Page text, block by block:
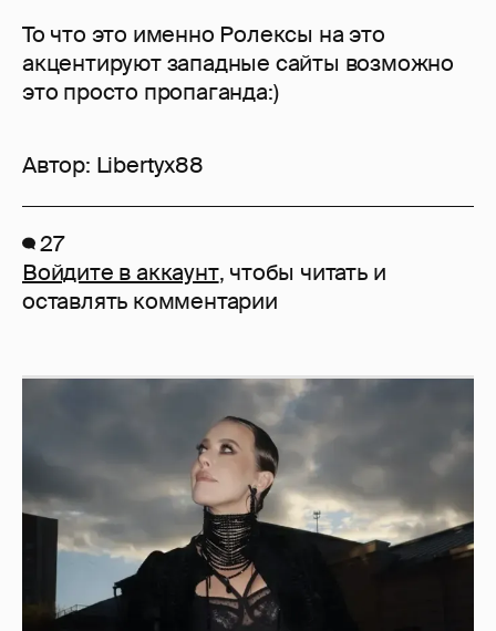
То что это именно Ролексы на это
акцентируют западные сайты возможно
это просто пропаганда:)
Автор: Libertyx88
27
Войдите в аккаунт, чтобы читать и
оставлять комментарии